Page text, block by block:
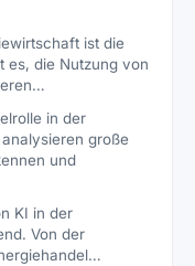
ist die
es, die Nutzung von
in der
große
und
KI in der
Von der